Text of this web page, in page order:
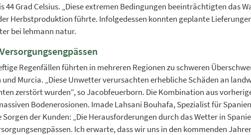
Grad Celsius. „Diese extremen Bedingungen beeinträchtigten das
Herbstproduktion führte. Infolgedessen konnten geplante
bei lehmann natur.
Regenfällen führten in mehreren Regionen zu schweren
Murcia. „Diese Unwetter verursachten erhebliche Schäden an
zerstört wurden“, so Jacobfeuerborn. Die Kombination aus
Bodenerosionen. Imade Lahsani Bouhafa, Spezialist für
der Kunden: „Die Herausforderungen durch das Wetter in
Ich erwarte, dass wir uns in den kommenden